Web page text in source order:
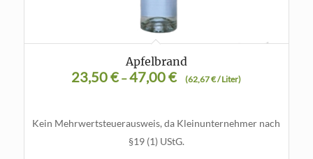
Apfelbrand
23,50€ –47,00€ (62,67€/Liter)
Kein Mehrwertsteuerausweis, da Kleinunternehmer nach
§19 (1) UStG.